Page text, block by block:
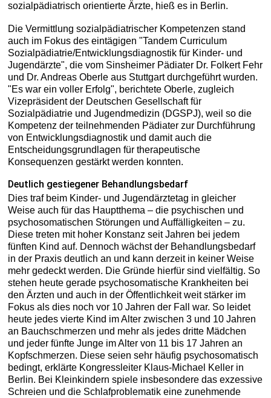
sozialpädiatrisch orientierte Ärzte, hieß es in Berlin.
Die Vermittlung sozialpädiatrischer Kompetenzen stand
auch im Fokus des eintägigen "Tandem Curriculum
Sozialpädiatrie/Entwicklungsdiagnostik für Kinder- und
Jugendärzte", die vom Sinsheimer Pädiater Dr. Folkert Fehr
und Dr. Andreas Oberle aus Stuttgart durchgeführt wurden.
"Es war ein voller Erfolg", berichtete Oberle, zugleich
Vizepräsident der Deutschen Gesellschaft für
Sozialpädiatrie und Jugendmedizin (DGSPJ), weil so die
Kompetenz der teilnehmenden Pädiater zur Durchführung
von Entwicklungsdiagnostik und damit auch die
Entscheidungsgrundlagen für therapeutische
Konsequenzen gestärkt werden konnten.
Deutlich gestiegener Behandlungsbedarf
Dies traf beim Kinder- und Jugendärztetag in gleicher
Weise auch für das Hauptthema – die psychischen und
psychosomatischen Störungen und Auffälligkeiten – zu.
Diese treten mit hoher Konstanz seit Jahren bei jedem
fünften Kind auf. Dennoch wächst der Behandlungsbedarf
in der Praxis deutlich an und kann derzeit in keiner Weise
mehr gedeckt werden. Die Gründe hierfür sind vielfältig. So
stehen heute gerade psychosomatische Krankheiten bei
den Ärzten und auch in der Öffentlichkeit weit stärker im
Fokus als dies noch vor 10 Jahren der Fall war. So leidet
heute jedes vierte Kind im Alter zwischen 3 und 10 Jahren
an Bauchschmerzen und mehr als jedes dritte Mädchen
und jeder fünfte Junge im Alter von 11 bis 17 Jahren an
Kopfschmerzen. Diese seien sehr häufig psychosomatisch
bedingt, erklärte Kongressleiter Klaus-Michael Keller in
Berlin. Bei Kleinkindern spiele insbesondere das exzessive
Schreien und die Schlafproblematik eine zunehmende